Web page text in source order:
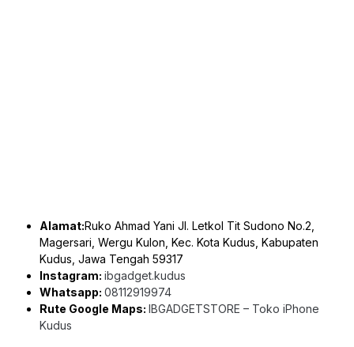
Alamat:Ruko Ahmad Yani Jl. Letkol Tit Sudono No.2,
Magersari, Wergu Kulon, Kec. Kota Kudus, Kabupaten
Kudus, Jawa Tengah 59317
Instagram: ibgadget.kudus
Whatsapp: 08112919974
Rute Google Maps: IBGADGETSTORE – Toko iPhone
Kudus